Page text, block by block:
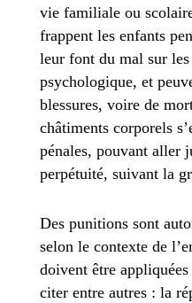
vie familiale ou
frappent les enfants
leur font du mal sur
psychologique, et
blessures, voire de
châtiments corporels
pénales, pouvant aller
perpétuité, suivant la
Des punitions sont
selon le contexte de
doivent être
citer entre autres : la